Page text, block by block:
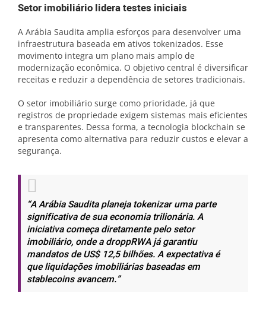
Setor imobiliário lidera testes iniciais
A Arábia Saudita amplia esforços para desenvolver uma
infraestrutura baseada em ativos tokenizados. Esse
movimento integra um plano mais amplo de
modernização econômica. O objetivo central é diversificar
receitas e reduzir a dependência de setores tradicionais.
O setor imobiliário surge como prioridade, já que
registros de propriedade exigem sistemas mais eficientes
e transparentes. Dessa forma, a tecnologia blockchain se
apresenta como alternativa para reduzir custos e elevar a
segurança.
“A Arábia Saudita planeja tokenizar uma parte
significativa de sua economia trilionária. A
iniciativa começa diretamente pelo setor
imobiliário, onde a droppRWA já garantiu
mandatos de US$ 12,5 bilhões. A expectativa é
que liquidações imobiliárias baseadas em
stablecoins avancem.”